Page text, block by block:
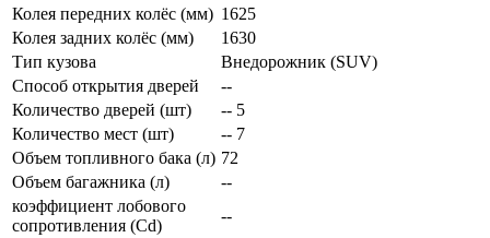
Колея передних колёс (мм) 1625
Колея задних колёс (мм)
1630
Тип кузова
Внедорожник (SUV)
Способ открытия дверей
--
Количество дверей (шт)
-- 5
Количество мест (шт)
-- 7
Объем топливного бака (л) 72
Объем багажника (л)
--
коэффициент лобового
сопротивления (Cd)
--